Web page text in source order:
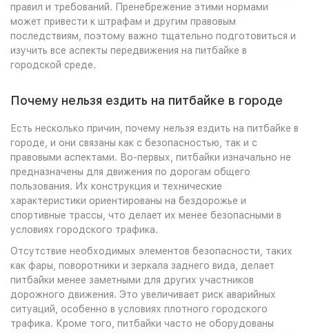
правил и требований. Пренебрежение этими нормами
может привести к штрафам и другим правовым
последствиям, поэтому важно тщательно подготовиться и
изучить все аспекты передвижения на питбайке в
городской среде.
Почему нельзя ездить на питбайке в городе
Есть несколько причин, почему нельзя ездить на питбайке в
городе, и они связаны как с безопасностью, так и с
правовыми аспектами. Во-первых, питбайки изначально не
предназначены для движения по дорогам общего
пользования. Их конструкция и технические
характеристики ориентированы на бездорожье и
спортивные трассы, что делает их менее безопасными в
условиях городского трафика.
Отсутствие необходимых элементов безопасности, таких
как фары, поворотники и зеркала заднего вида, делает
питбайки менее заметными для других участников
дорожного движения. Это увеличивает риск аварийных
ситуаций, особенно в условиях плотного городского
трафика. Кроме того, питбайки часто не оборудованы